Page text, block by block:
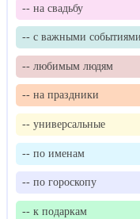
-- на свадьбу
-- с важными событиями
-- любимым людям
-- на праздники
-- универсальные
-- по именам
-- по гороскопу
-- к подаркам